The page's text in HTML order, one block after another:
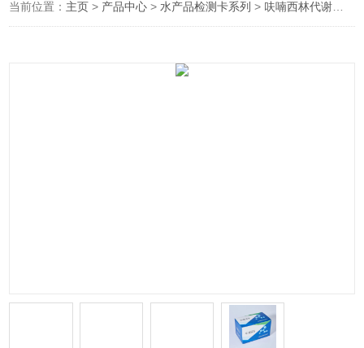
当前位置： 主页 > 产品中心 > 水产品检测卡系列 > 呋喃西林代谢物快速检测卡